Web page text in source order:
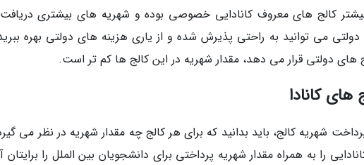
کالج های معروف کانادایی خصوصی بوده و شهریه های بیشتری
دولتی می توانید به راحتی پذیرش شده و از یاری هزینه های دولتی بهره
های دولتی قرار می دهد، مقدار شهریه در این کالج ها کم تر است.
کانادا
شهریه کالج، باید بدانید که برای هر کالج چه مقدار شهریه در نظر می
را به همراه مقدار شهریه پرداختی برای دانشجویان بین الملل را برایتان